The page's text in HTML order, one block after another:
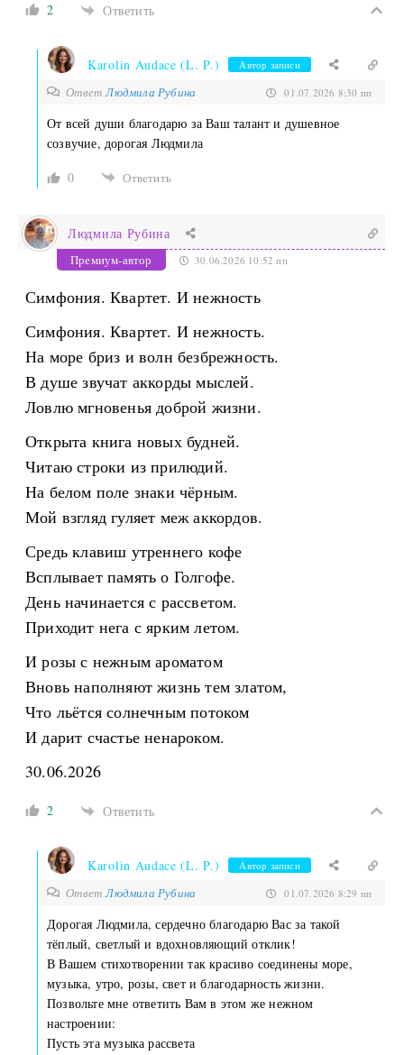
2 Ответить
Karolin Audace (L. P.) Автор записи
ОтветЛюдмила Рубина 01.07.2026 8:30 пп
От всей души благодарю за Ваш талант и душевное
созвучие, дорогая Людмила
0
Ответить
Людмила Рубина
Премиум-автор 30.06.2026 10:52 пп
Симфония. Квартет. И нежность
Симфония. Квартет. И нежность.
На море бриз и волн безбрежность.
В душе звучат аккорды мыслей.
Ловлю мгновенья доброй жизни.
Открыта книга новых будней.
Читаю строки из прилюдий.
На белом поле знаки чёрным.
Мой взгляд гуляет меж аккордов.
Средь клавиш утреннего кофе
Всплывает память о Голгофе.
День начинается с рассветом.
Приходит нега с ярким летом.
И розы с нежным ароматом
Вновь наполняют жизнь тем златом,
Что льётся солнечным потоком
И дарит счастье ненароком.
30.06.2026
2 Ответить
Karolin Audace (L. P.) Автор записи
ОтветЛюдмила Рубина 01.07.2026 8:29 пп
Дорогая Людмила, сердечно благодарю Вас за такой
тёплый, светлый и вдохновляющий отклик!
В Вашем стихотворении так красиво соединены море,
музыка, утро, розы, свет и благодарность жизни.
Позвольте мне ответить Вам в этом же нежном
настроении:
Пусть эта музыка рассвета